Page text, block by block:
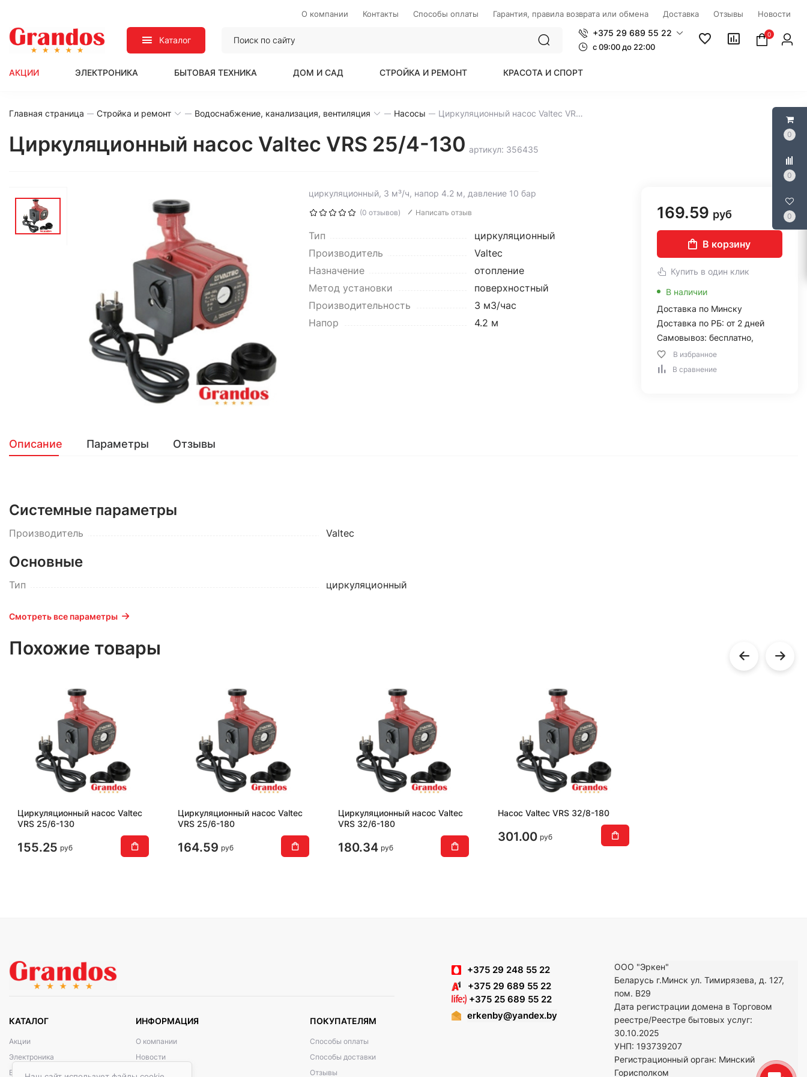
0
0
0
О компании Контакты Способы оплаты Гарантия, правила возврата или обмена Доставка Отзывы Новости
Каталог
+375 29 689 55 22
c 09:00 до 22:00
0
АКЦИИ ЭЛЕКТРОНИКА БЫТОВАЯ ТЕХНИКА ДОМ И САД СТРОЙКА И РЕМОНТ КРАСОТА И СПОРТ
Главная страница Стройка и ремонт Водоснабжение, канализация, вентиляция Насосы Циркуляционный насос Valtec VRS 25/4-130
Циркуляционный насос Valtec VRS 25/4-130 артикул: 356435
циркуляционный, 3 м³/ч, напор 4.2 м, давление 10 бар
(0 отзывов) Написать отзыв
Тип
циркуляционный
Производитель
Valtec
Назначение
отопление
Метод установки
поверхностный
Производительность
3 м3/час
Напор
4.2 м
169.59 руб
В корзину
Купить в один клик
В наличии
Доставка по Минску
Доставка по РБ: от 2 дней
Самовывоз: бесплатно,
В избранное
В сравнение
Описание Параметры Отзывы
Системные параметры
Производитель Valtec
Основные
Тип циркуляционный
Смотреть все параметры
Похожие товары
Циркуляционный насос Valtec
VRS 25/6-130
155.25 руб
Циркуляционный насос Valtec
VRS 25/6-180
164.59 руб
Циркуляционный насос Valtec
VRS 32/6-180
180.34 руб
Насос Valtec VRS 32/8-180
301.00 руб
КАТАЛОГ
Акции
Электроника
Бытовая техника
ИНФОРМАЦИЯ
О компании
Новости
Контакты
ПОКУПАТЕЛЯМ
Способы оплаты
Способы доставки
Отзывы
+375 29 248 55 22
+375 29 689 55 22
+375 25 689 55 22
erkenby@yandex.by
ООО "Эркен"
Беларусь г.Минск ул. Тимирязева, д. 127,
пом. В29
Дата регистрации домена в Торговом
реестре/Реестре бытовых услуг:
30.10.2025
УНП: 193739207
Регистрационный орган: Минский
Горисполком